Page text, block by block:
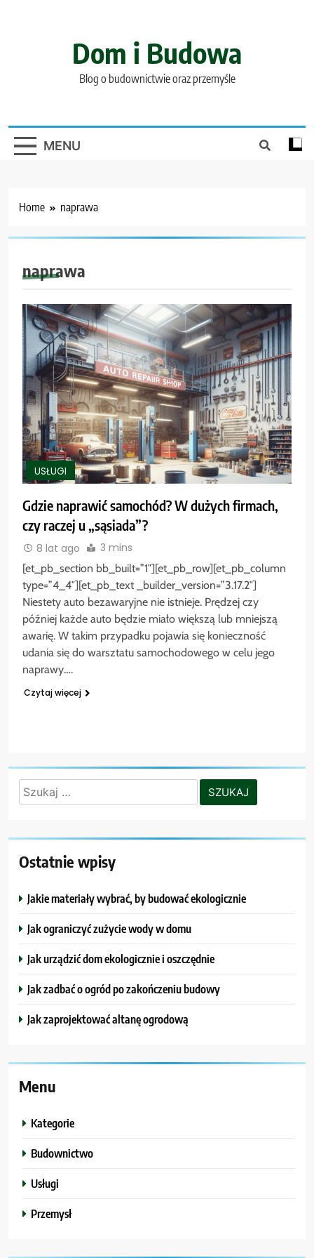
Dom i Budowa
Blog o budownictwie oraz przemyśle
MENU
Home naprawa
naprawa
USŁUGI
Gdzie naprawić samochód? W dużych firmach,
czy raczej u „sąsiada”?
8 lat ago 3 mins
[et_pb_section bb_built=”1″][et_pb_row][et_pb_column
type=”4_4″][et_pb_text _builder_version=”3.17.2″]
Niestety auto bezawaryjne nie istnieje. Prędzej czy
później każde auto będzie miało większą lub mniejszą
awarię. W takim przypadku pojawia się konieczność
udania się do warsztatu samochodowego w celu jego
naprawy….
Czytaj więcej
Szukaj:
Ostatnie wpisy
Jakie materiały wybrać, by budować ekologicznie
Jak ograniczyć zużycie wody w domu
Jak urządzić dom ekologicznie i oszczędnie
Jak zadbać o ogród po zakończeniu budowy
Jak zaprojektować altanę ogrodową
Menu
Kategorie
Budownictwo
Usługi
Przemysł